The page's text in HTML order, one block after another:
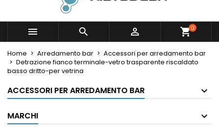
   shopping_cart0
Home Arredamento bar
Accessori per arredamento bar
Detrazione fianco terminale-vetro trasparente riscaldato
basso dritto-per vetrina
ACCESSORI PER ARREDAMENTO BAR
MARCHI